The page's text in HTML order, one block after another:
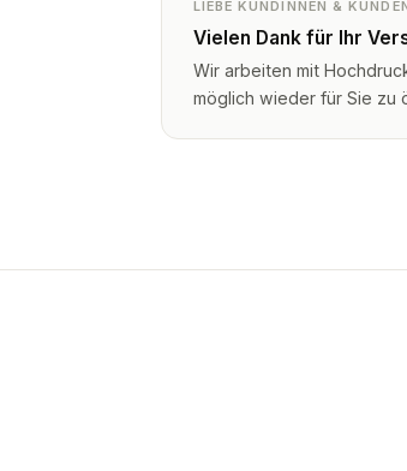
LIEBE KUNDINNEN &
Vielen Dank für Ihr
Wir arbeiten mit
möglich wieder für Sie zu